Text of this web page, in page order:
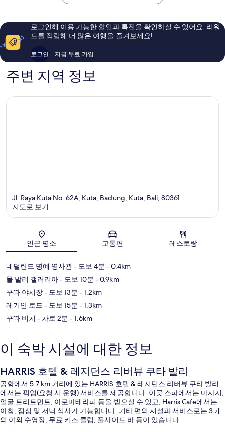
심
용
기
730
선
셋
용
후
로그인해 이용 가능한 할인과 특전을 확인하실 수 있어요. 리워
드를 적립해 더 많은 여행을 즐겨보세요!
로그인 지금 무료 가입
주변 지역 정보
지도
Jl. Raya Kuta No. 62A, Kuta, Badung, Kuta, Bali, 80361
지도로 보기
인근 명소 교통편 레스토랑
네덜란드 명예 영사관- 도보 4분 - 0.4km
몰 발리 갤러리아- 도보 10분 - 0.9km
꾸따 야시장- 도보 13분 - 1.2km
레기안 로드 - 도보 15분 - 1.3km
꾸따 비치 - 차로 2분 - 1.6km
이 숙박 시설에 대한 정보
HARRIS 호텔 & 레지던스 리버뷰 쿠타 발리
공항에서 5.7 km 거리에 있는 HARRIS 호텔 & 레지던스 리버뷰 쿠타 발리
에서는 픽업(요청 시 운행) 서비스를 제공합니다. 이곳 스파에서는 마사지,
얼굴 트리트먼트, 아로마테라피 등을 받으실 수 있고, Harris Cafe에서는
아침, 점심 및 저녁 식사가 가능합니다. 기타 편의 시설과 서비스로는 3 개
의 야외 수영장, 무료 키즈 클럽, 풀사이드 바 등이 있습니다.